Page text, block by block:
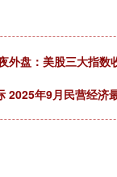
外盘：美股三大指数
2025年9月民营经济